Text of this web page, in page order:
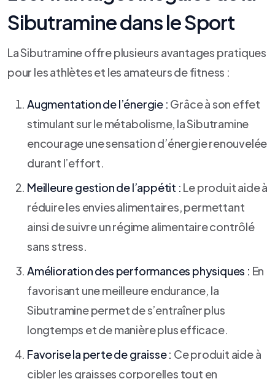
Sibutramine dans le Sport
La Sibutramine offre plusieurs avantages pratiques
pour les athlètes et les amateurs de fitness :
Augmentation de l’énergie : Grâce à son effet
stimulant sur le métabolisme, la Sibutramine
encourage une sensation d’énergie renouvelée
durant l’effort.
Meilleure gestion de l’appétit : Le produit aide à
réduire les envies alimentaires, permettant
ainsi de suivre un régime alimentaire contrôlé
sans stress.
Amélioration des performances physiques : En
favorisant une meilleure endurance, la
Sibutramine permet de s’entraîner plus
longtemps et de manière plus efficace.
Favorise la perte de graisse : Ce produit aide à
cibler les graisses corporelles tout en